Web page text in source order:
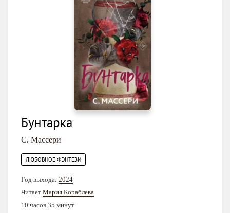
Бунтарка
С. Массери
ЛЮБОВНОЕ ФЭНТЕЗИ
Год выхода: 2024
Читает Мария Кораблева
10 часов 35 минут